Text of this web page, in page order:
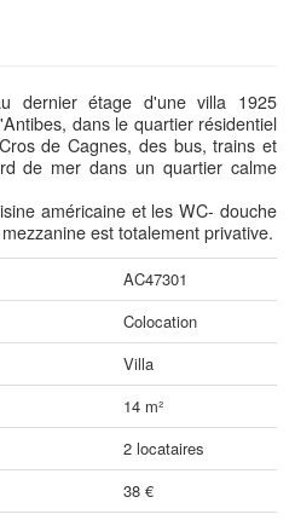
dernier étage d'une villa 1925
dans le quartier résidentiel
de Cagnes, des bus, trains et
de mer dans un quartier calme
américaine et les WC- douche
est totalement privative.
AC47301
Colocation
Villa
14 m²
2 locataires
38 €